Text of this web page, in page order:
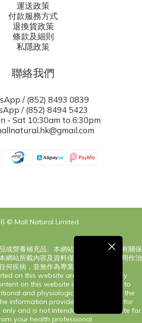
運送政策
付款服務方式
退換貨政策
條款及細則
私隱政策
聯絡我們
/ (852) 8493 0839
/ (852) 8494 5423
- Sat 10:30am to 6:30pm
© Mall Natural Limited
或營養補充品。本網站之內容旨在告知有關保
網站所載內容及資料僅供參考，絕對非用作治
何疾病，並無作為專業意見之意圖。
on this website are food or dietary
on this website is only intended to
and physiological processes of the
information provided on this site is for
and is not intended as a substitute for
your health professional.